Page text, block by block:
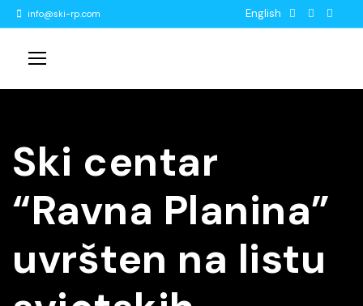
info@ski-rp.com English
Ski centar
“Ravna Planina”
uvršten na listu